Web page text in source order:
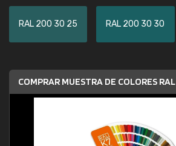
RAL 200 30 25 RAL 200 30 30
COMPRAR MUESTRA DE COLORES RAL